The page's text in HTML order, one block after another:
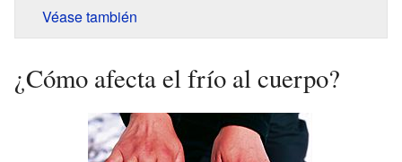
Véase también
¿Cómo afecta el frío al cuerpo?